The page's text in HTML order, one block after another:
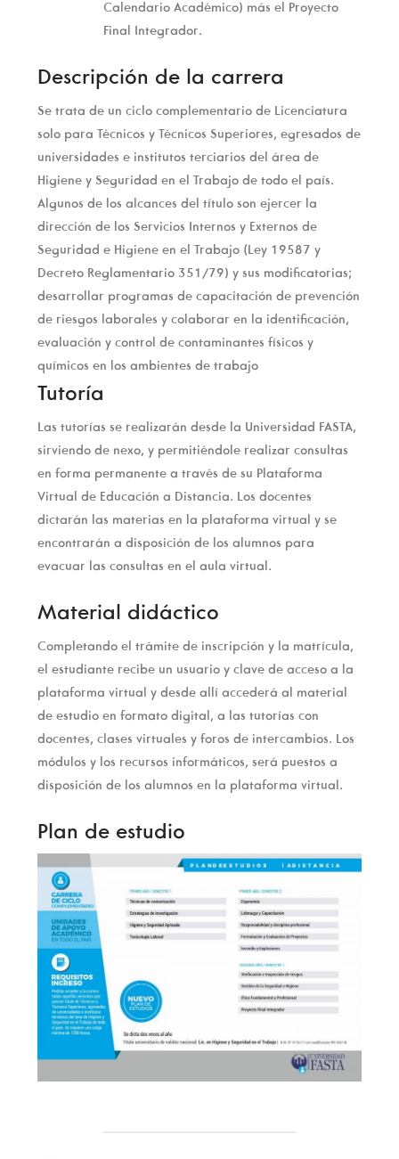
Calendario Académico) más el Proyecto
Final Integrador.
Descripción de la carrera
Se trata de un ciclo complementario de Licenciatura
solo para Técnicos y Técnicos Superiores, egresados de
universidades e institutos terciarios del área de
Higiene y Seguridad en el Trabajo de todo el país.
Algunos de los alcances del título son ejercer la
dirección de los Servicios Internos y Externos de
Seguridad e Higiene en el Trabajo (Ley 19587 y
Decreto Reglamentario 351/79) y sus modificatorias;
desarrollar programas de capacitación de prevención
de riesgos laborales y colaborar en la identificación,
evaluación y control de contaminantes físicos y
químicos en los ambientes de trabajo
Tutoría
Las tutorías se realizarán desde la Universidad FASTA,
sirviendo de nexo, y permitiéndole realizar consultas
en forma permanente a través de su Plataforma
Virtual de Educación a Distancia. Los docentes
dictarán las materias en la plataforma virtual y se
encontrarán a disposición de los alumnos para
evacuar las consultas en el aula virtual.
Material didáctico
Completando el trámite de inscripción y la matrícula,
el estudiante recibe un usuario y clave de acceso a la
plataforma virtual y desde allí accederá al material
de estudio en formato digital, a las tutorías con
docentes, clases virtuales y foros de intercambios. Los
módulos y los recursos informáticos, será puestos a
disposición de los alumnos en la plataforma virtual.
Plan de estudio